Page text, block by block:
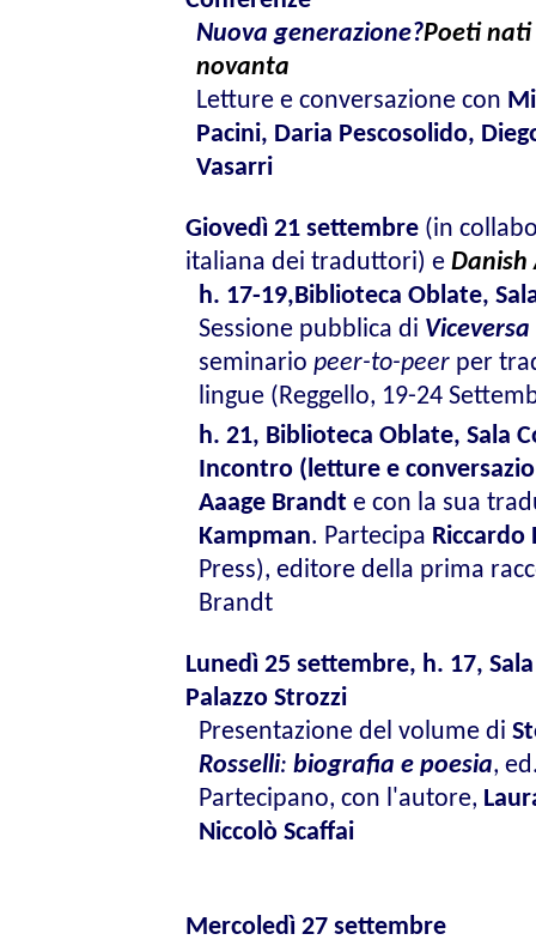
Nuova generazione?Poeti
novanta
Letture e conversazione con
Pacini, Daria Pescosolido,
Vasarri
Giovedì 21 settembre (in
italiana dei traduttori) e Danish
h. 17-19,Biblioteca Oblate,
Sessione pubblica di
seminario peer-to-peer per
lingue (Reggello, 19-24
h. 21, Biblioteca Oblate, Sala
Incontro (letture e
Aaage Brandt e con la sua
Kampman. Partecipa Riccardo
Press), editore della prima
Brandt
Lunedì 25 settembre, h. 17,
Palazzo Strozzi
Presentazione del volume di
Rosselli: biografia e poesia,
Partecipano, con l'autore,
Niccolò Scaffai
Mercoledì 27 settembre